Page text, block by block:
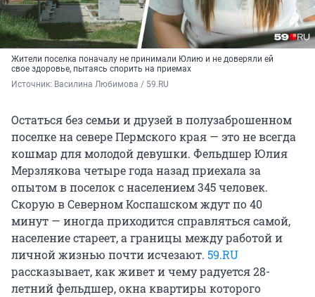
Жители поселка поначалу не принимали Юлию и не доверяли ей
свое здоровье, пытаясь спорить на приемах
Источник: Василина Любимова / 59.RU
Остаться без семьи и друзей в полузаброшенном
поселке на севере Пермского края — это не всегда
кошмар для молодой девушки. Фельдшер Юлия
Мерзлякова четыре года назад приехала за
опытом в поселок с населением 345 человек.
Скорую в Северном Коспашском ждут по 40
минут — иногда приходится справляться самой,
население стареет, а границы между работой и
личной жизнью почти исчезают. 59.RU
рассказывает, как живет и чему радуется 28-
летний фельдшер, окна квартиры которого